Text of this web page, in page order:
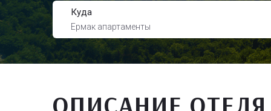
Куда
Ермак апартаменты
ОПИСАНИЕ ОТЕЛЯ